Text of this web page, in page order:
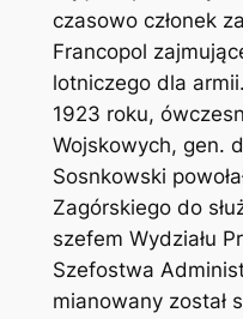
czasowo członek
Francopol
lotniczego dla
1923 roku,
Wojskowych, gen.
Sosnkowski
Zagórskiego do
szefem Wydziału
Szefostwa
mianowany został